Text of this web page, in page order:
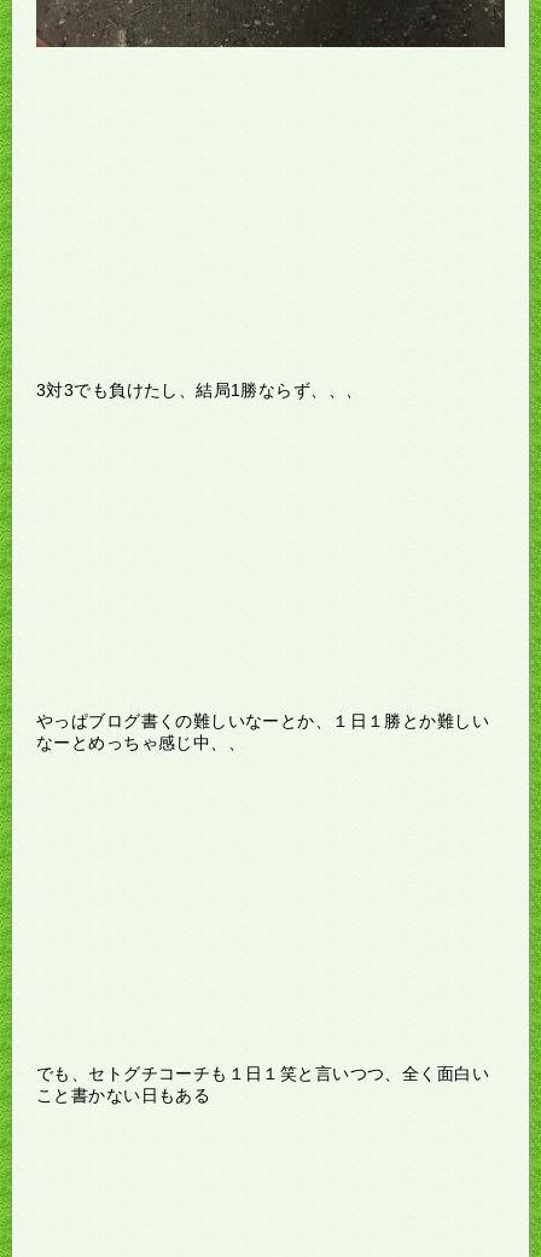
3対3でも負けたし、結局1勝ならず、、、
やっぱブログ書くの難しいなーとか、１日１勝とか難しい
なーとめっちゃ感じ中、、
でも、セトグチコーチも１日１笑と言いつつ、全く面白い
こと書かない日もある